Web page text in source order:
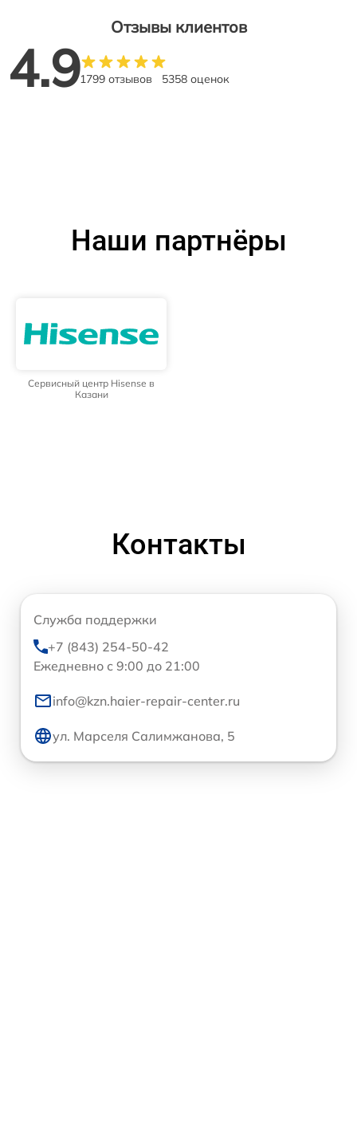
Отзывы клиентов
4.91799 отзывов 5358 оценок
Наши партнёры
Сервисный центр Hisense в
Казани
Контакты
Служба поддержки
+7 (843) 254-50-42
Ежедневно с 9:00 до 21:00
info@kzn.haier-repair-center.ru
ул. Марселя Салимжанова, 5